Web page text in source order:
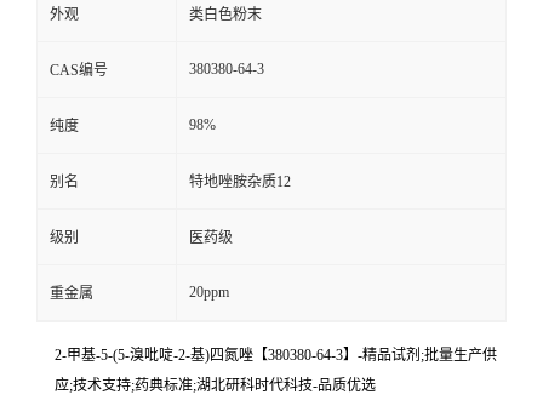
外观 类白色粉末
CAS编号 380380-64-3
纯度 98%
别名 特地唑胺杂质12
级别 医药级
重金属 20ppm
2-甲基-5-(5-溴吡啶-2-基)四氮唑【380380-64-3】-精品试剂;批量生产供
应;技术支持;药典标准;湖北研科时代科技-品质优选